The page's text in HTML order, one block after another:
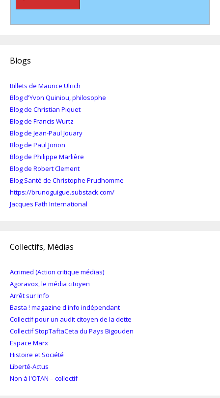
Blogs
Billets de Maurice Ulrich
Blog d'Yvon Quiniou, philosophe
Blog de Christian Piquet
Blog de Francis Wurtz
Blog de Jean-Paul Jouary
Blog de Paul Jorion
Blog de Philippe Marlière
Blog de Robert Clement
Blog Santé de Christophe Prudhomme
https://brunoguigue.substack.com/
Jacques Fath International
Collectifs, Médias
Acrimed (Action critique médias)
Agoravox, le média citoyen
Arrêt sur Info
Basta ! magazine d'info indépendant
Collectif pour un audit citoyen de la dette
Collectif StopTaftaCeta du Pays Bigouden
Espace Marx
Histoire et Société
Liberté-Actus
Non à l'OTAN – collectif